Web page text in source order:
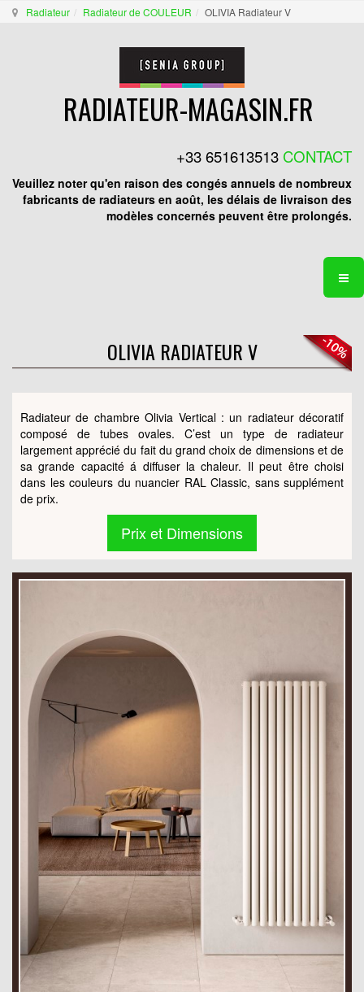
Radiateur Radiateur de COULEUR OLIVIA Radiateur V
RADIATEUR-MAGASIN.FR
+33 651613513 CONTACT
Veuillez noter qu'en raison des congés annuels de nombreux
fabricants de radiateurs en août, les délais de livraison des
modèles concernés peuvent être prolongés.
OLIVIA RADIATEUR V
Radiateur de chambre Olivia Vertical : un radiateur décoratif
composé de tubes ovales. C’est un type de radiateur
largement apprécié du fait du grand choix de dimensions et de
sa grande capacité á diffuser la chaleur. Il peut être choisi
dans les couleurs du nuancier RAL Classic, sans supplément
de prix.
Prix et Dimensions